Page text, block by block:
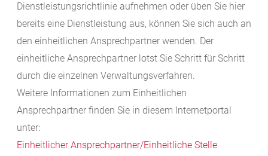
Dienstleistungsrichtlinie aufnehmen oder üben Sie hier
bereits eine Dienstleistung aus, können Sie sich auch an
den einheitlichen Ansprechpartner wenden. Der
einheitliche Ansprechpartner lotst Sie Schritt für Schritt
durch die einzelnen Verwaltungsverfahren.
Weitere Informationen zum Einheitlichen
Ansprechpartner finden Sie in diesem Internetportal
unter:
Einheitlicher Ansprechpartner/Einheitliche Stelle